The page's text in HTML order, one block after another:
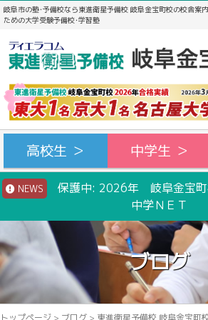
岐阜市の塾･予備校なら東進衛星予備校 岐阜金宝町校の校舎案
ための大学受験予備校･学習塾
高校生 ＞ 中学生 ＞
NEWS
保護中: 2026年 岐阜金宝町
中学ＮＥＴ
ブログ
トップページ > ブログ > 東進衛星予備校 岐阜金宝町